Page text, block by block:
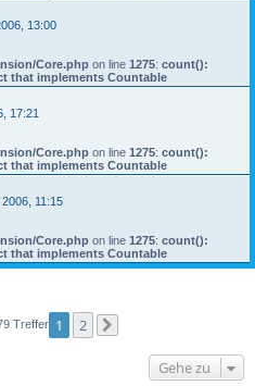
13:00
Core.php on line 1275: count():
that implements Countable
17:21
Core.php on line 1275: count():
that implements Countable
11:15
Core.php on line 1275: count():
that implements Countable
Treffer 1 2
Gehe zu